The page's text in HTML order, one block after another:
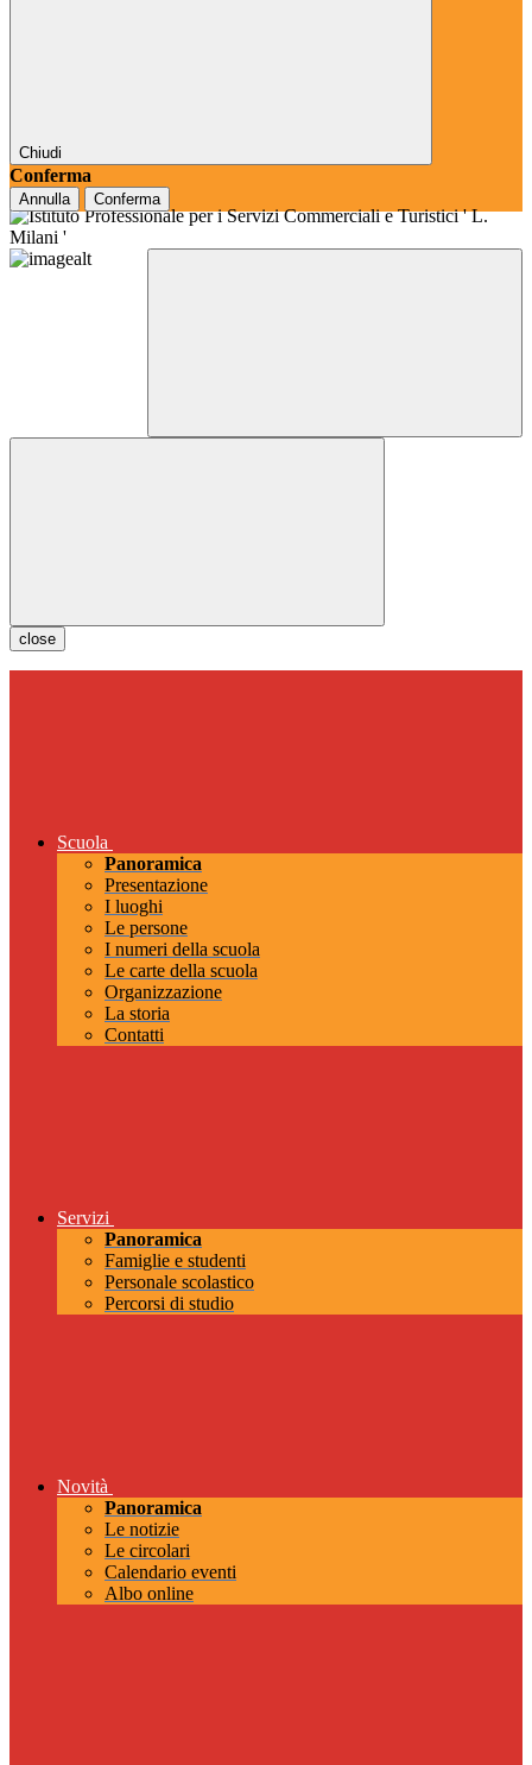
Chiudi
Conferma
Annulla Conferma
close
Scuola
Panoramica
Presentazione
I luoghi
Le persone
I numeri della scuola
Le carte della scuola
Organizzazione
La storia
Contatti
Servizi
Panoramica
Famiglie e studenti
Personale scolastico
Percorsi di studio
Novità
Panoramica
Le notizie
Le circolari
Calendario eventi
Albo online